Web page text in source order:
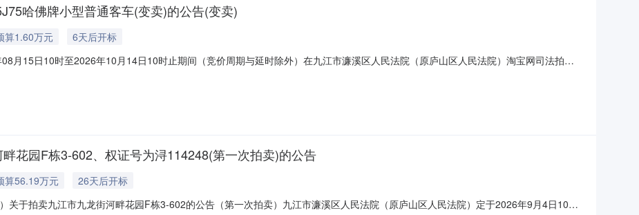
哈佛牌小型普通客车(变卖)的公告(变卖)
算1.60万元
6天后开标
月15日10时至2026年10月14日10时止期间（竞价周期与延时除外）在九江市濂溪区人民法院（原庐山区人民法院）淘宝网司法拍卖
，增价幅度320元。二、咨询、展示看样的时间与方式：公告日起至拍卖开始前的工作日（上午9:30-1
花园F栋3-602、权证号为浔114248(第一次拍卖)的公告
算56.19万元
26天后开标
关于拍卖九江市九龙街河畔花园F栋3-602的公告（第一次拍卖）九江市濂溪区人民法院（原庐山区人民法院）定于2026年9月4日10时